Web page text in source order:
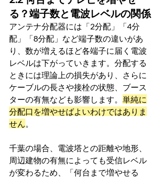
る？端子数と電波レベルの関係
アンテナ分配器には「2分配」「4分
配」「8分配」など端子数の違いがあ
り、数が増えるほど各端子に届く電波
レベルは下がっていきます。分配する
ときには理論上の損失があり、さらに
ケーブルの長さや接栓の状態、ブース
ターの有無なども影響します。 単純に
分配口を増やせばよいわけではありま
せん。
千葉の場合、電波塔との距離や地形、
周辺建物の有無によっても受信レベル
が変わるため、「何台まで増やせる